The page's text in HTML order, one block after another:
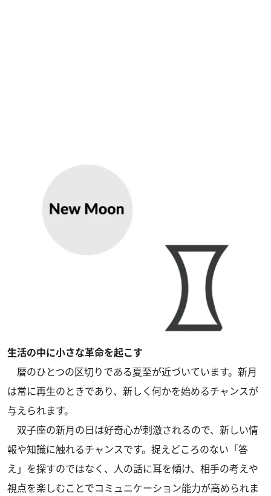
生活の中に小さな革命を起こす
暦のひとつの区切りである夏至が近づいています。新月
は常に再生のときであり、新しく何かを始めるチャンスが
与えられます。
双子座の新月の日は好奇心が刺激されるので、新しい情
報や知識に触れるチャンスです。捉えどころのない「答
え」を探すのではなく、人の話に耳を傾け、相手の考えや
視点を楽しむことでコミュニケーション能力が高められま